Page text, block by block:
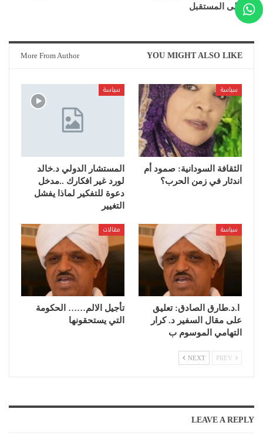
على المستقبل
YOU MIGHT ALSO LIKE
More From Author
سياسة
الثقافة السودانية: صمود أم
اندثار في زمن الحرب؟
سياسة
المستشار الدولي د.خالد
لورد غير افكارك ..مدخل
دعوة للتفكير لماذا يفشل
التغيير
سياسة
ا.د.طارق الصادق: تعليق
على مقال السفير د. كرار
التهامي الموسوم ب
مقالات
تأجيل الالم…… الحكومة
التي يستحقونها
NEXT
LEAVE A REPLY